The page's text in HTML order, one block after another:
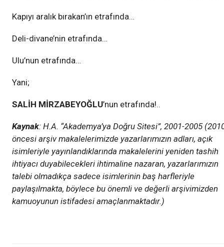
Kapıyı aralık bırakan’ın etrafında…
Deli-divane’nin etrafında…
Ulu’nun etrafında…
Yani;
SALİH MİRZABEYOĞLU’nun etrafında!..
Kaynak: H.A. “Akademya’ya Doğru Sitesi”, 2001-2005
öncesi arşiv makalelerimizde yazarlarımızın adları, açık
isimleriyle yayınlandıklarında makalelerini yeniden tashih
ihtiyacı duyabilecekleri ihtimaline nazaran, yazarlarımızın
talebi olmadıkça sadece isimlerinin baş harfleriyle
paylaşılmakta, böylece bu önemli ve değerli arşivimizden
kamuoyunun istifadesi amaçlanmaktadır.)